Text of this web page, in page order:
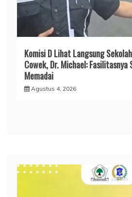
Komisi D Lihat Langsung
Cowek, Dr. Michael: Fasilitasnya
Memadai
Agustus 4, 2026